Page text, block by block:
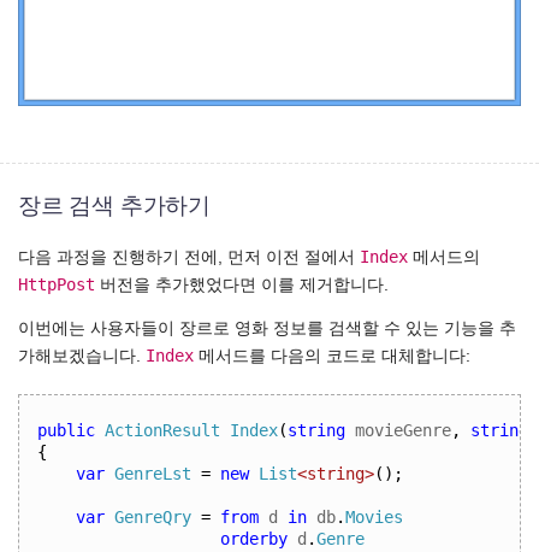
장르 검색 추가하기
다음 과정을 진행하기 전에, 먼저 이전 절에서 Index 메서드의
HttpPost 버전을 추가했었다면 이를 제거합니다.
이번에는 사용자들이 장르로 영화 정보를 검색할 수 있는 기능을 추
가해보겠습니다. Index 메서드를 다음의 코드로 대체합니다:
public ActionResult Index(string movieGenre, string
{
var GenreLst = new List<string>();
var GenreQry = from d in db.Movies
orderby d .Genre